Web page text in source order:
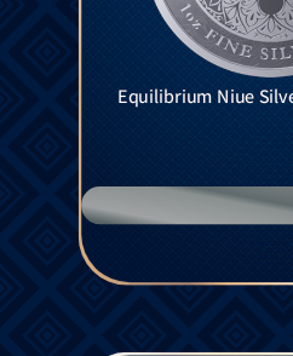
Equilibrium Niue